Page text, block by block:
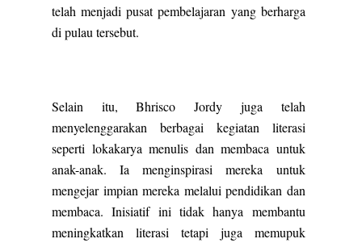
telah menjadi pusat pembelajaran yang berharga
di pulau tersebut.
Selain itu, Bhrisco Jordy juga telah
menyelenggarakan berbagai kegiatan literasi
seperti lokakarya menulis dan membaca untuk
anak-anak. Ia menginspirasi mereka untuk
mengejar impian mereka melalui pendidikan dan
membaca. Inisiatif ini tidak hanya membantu
meningkatkan literasi tetapi juga memupuk